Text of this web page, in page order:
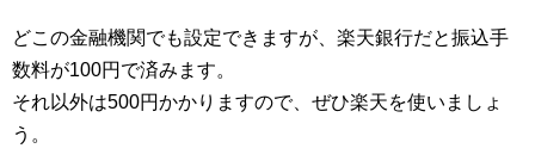
どこの金融機関でも設定できますが、楽天銀行だと振込手
数料が100円で済みます。
それ以外は500円かかりますので、ぜひ楽天を使いましょ
う。